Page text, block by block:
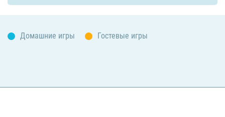
Домашние игры Гостевые игры